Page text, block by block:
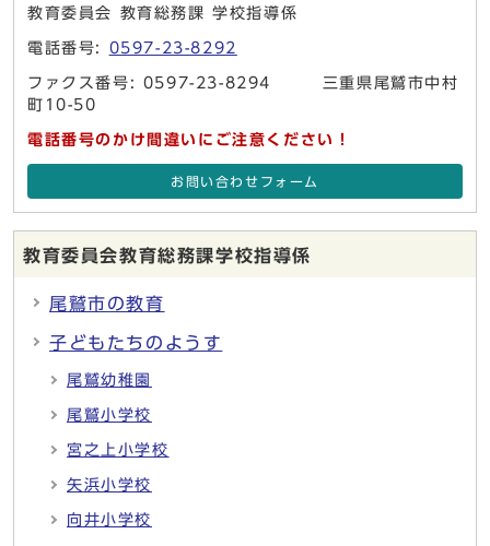
教育委員会 教育総務課 学校指導係
電話番号: 0597-23-8292
ファクス番号: 0597-23-8294 三重県尾鷲市中村
町10-50
電話番号のかけ間違いにご注意ください！
お問い合わせフォーム
教育委員会教育総務課学校指導係
尾鷲市の教育
子どもたちのようす
尾鷲幼稚園
尾鷲小学校
宮之上小学校
矢浜小学校
向井小学校